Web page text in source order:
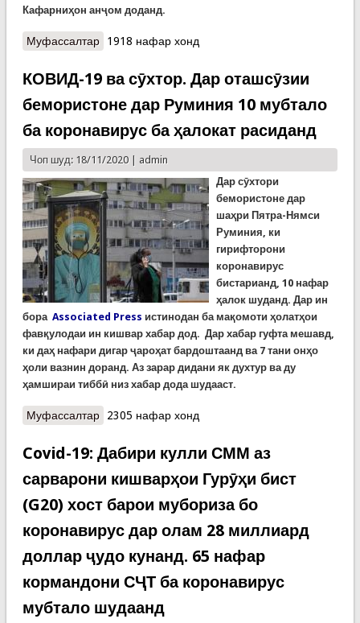
Кафарниҳон анҷом доданд.
Муфассалтаро Роҳандозии корҳои муҳофизатӣ ва тоза
Кофарниҳон (ВИДЕО)
1918 нафар хонд
КОВИД-19 ва сӯхтор. Дар оташсӯзии
бемористоне дар Руминия 10 мубтало
ба коронавирус ба ҳалокат расиданд
Чоп шуд: 18/11/2020 | admin
Дар сӯхтори
бемористоне дар
шаҳри Пятра-Нямси
Руминия, ки
гирифторони
коронавирус
бистарианд, 10 нафар
ҳалок шуданд. Дар ин
бора Associated Press истинодан ба мақомоти ҳолатҳои
фавқулодаи ин кишвар хабар дод. Дар хабар гуфта мешавд,
ки даҳ нафари дигар ҷароҳат бардоштаанд ва 7 тани онҳо
ҳоли вазнин доранд. Аз зарар дидани як духтур ва ду
ҳамшираи тиббӣ низ хабар дода шудааст.
Муфассалтаро КОВИД-19 ва сӯхтор. Дар оташсӯзии
коронавирус ба ҳалокат расиданд
2305 нафар хонд
Covid-19: Дабири кулли СММ аз
сарварони кишварҳои Гурӯҳи бист
(G20) хост барои мубориза бо
коронавирус дар олам 28 миллиард
доллар ҷудо кунанд. 65 нафар
кормандони СҶТ ба коронавирус
мубтало шудаанд